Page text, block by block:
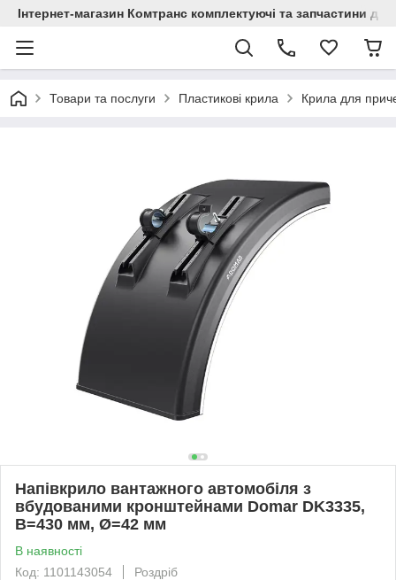
Інтернет-магазин Комтранс комплектуючі та запчастини
Товари та послуги Пластикові крила Крила для
Напівкрило вантажного автомобіля з
вбудованими кронштейнами Domar DK3335,
В=430 мм, Ø=42 мм
В наявності
Код: 1101143054
Роздріб